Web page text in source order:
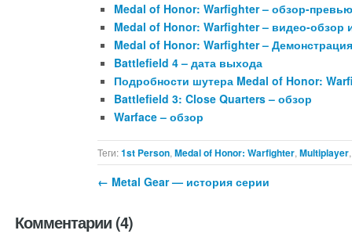
Medal of Honor: Warfighter – обзор-превью
Medal of Honor: Warfighter – видео-обзор
Medal of Honor: Warfighter –
Battlefield 4 – дата выхода
Подробности шутера Medal of Honor:
Battlefield 3: Close Quarters – обзор
Warface – обзор
Теги:1st Person, Medal of Honor: Warfighter, Multiplayer
← Metal Gear — история серии
Комментарии (4)